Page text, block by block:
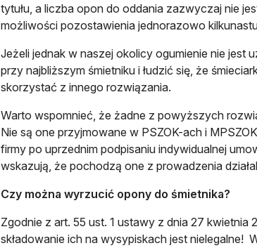
tytułu, a liczba opon do oddania zazwyczaj nie
możliwości pozostawienia jednorazowo
Jeżeli jednak w naszej okolicy ogumienie nie jest
przy najbliższym śmietniku i łudzić się, że
skorzystać z innego rozwiązania.
Warto wspomnieć, że żadne z powyższych
Nie są one przyjmowane w PSZOK-ach i
firmy po uprzednim podpisaniu indywidualnej
wskazują, że pochodzą one z prowadzenia
Czy można wyrzucić opony do śmietnika?
Zgodnie z art. 55 ust. 1 ustawy z dnia 27
składowanie ich na wysypiskach jest nielegalne!